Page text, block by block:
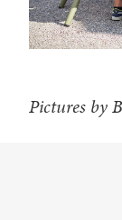
Pictures by